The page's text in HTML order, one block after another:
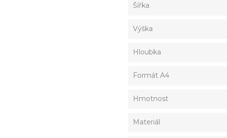
Šířka
Výška
Hloubka
Formát A4
Hmotnost
Materiál